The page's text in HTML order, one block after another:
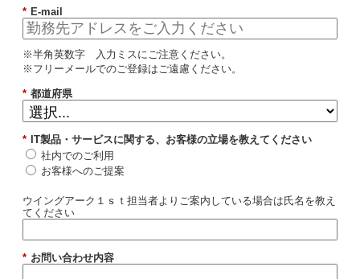
* E-mail
※半角英数字 入力ミスにご注意ください。
※フリーメールでのご登録はご遠慮ください。
* 都道府県
* IT製品・サービスに関する、お客様の立場を教えてください
社内でのご利用
お客様へのご提案
ウイングアーク１ｓｔ担当者よりご案内している場合は氏名を教え
てください
* お問い合わせ内容